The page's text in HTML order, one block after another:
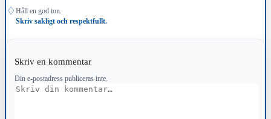
♢ Håll en god ton.
Skriv sakligt och respektfullt.
Skriv en kommentar
Din e-postadress publiceras inte.
Kommentar